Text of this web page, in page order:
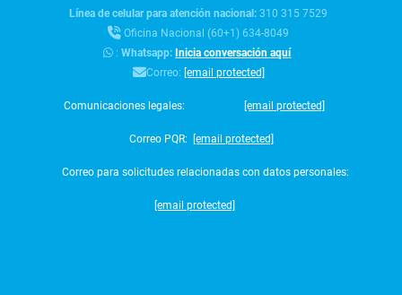
Línea de celular para atención nacional:310 315 7529
Oficina Nacional (60+1) 634-8049
:Whatsapp:Inicia conversación aquí
Correo: [email protected]
Comunicaciones legales: [email protected]
Correo PQR: [email protected]
Correo para solicitudes relacionadas con datos personales:
[email protected]